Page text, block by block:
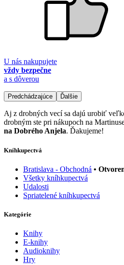
U nás nakupujete
vždy bezpečne
a s dôverou
Predchádzajúce Ďalšie
Aj z drobných vecí sa dajú urobiť
drobným ste pri nákupoch na
na Dobrého Anjela. Ďakujeme!
Kníhkupectvá
Bratislava - Obchodná •
Všetky kníhkupectvá
Udalosti
Spriatelené kníhkupectvá
Kategórie
Knihy
E-knihy
Audioknihy
Hry